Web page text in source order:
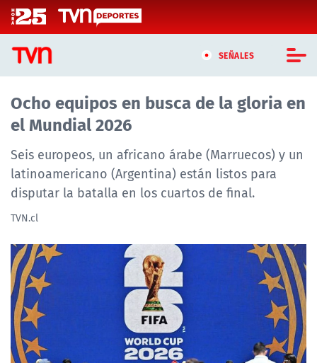
Click acá para ir directamente al contenido
SEÑALES
CASTING MASTERCHEF CHILE
CASTING TVN VERTICAL
TVN VERTICAL
TVN PLAY
TELESERIES
NTV
ACTUALIDAD Y TENDENCIAS
Ocho equipos en busca de la gloria en
el Mundial 2026
Seis europeos, un africano árabe (Marruecos) y un
latinoamericano (Argentina) están listos para
disputar la batalla en los cuartos de final.
TVN.cl